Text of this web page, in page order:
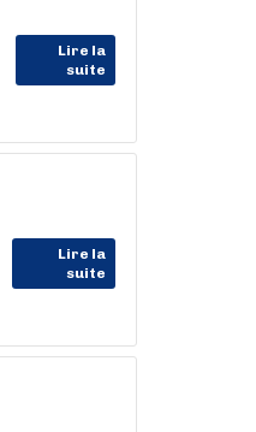
Lire la
suite
Lire la
suite